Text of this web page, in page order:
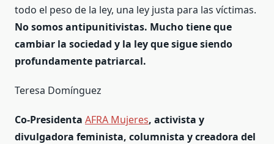
todo el peso de la ley, una ley justa para las víctimas.
No somos antipunitivistas. Mucho tiene que
cambiar la sociedad y la ley que sigue siendo
profundamente patriarcal.
Teresa Domínguez
Co-Presidenta AFRA Mujeres, activista y
divulgadora feminista, columnista y creadora del